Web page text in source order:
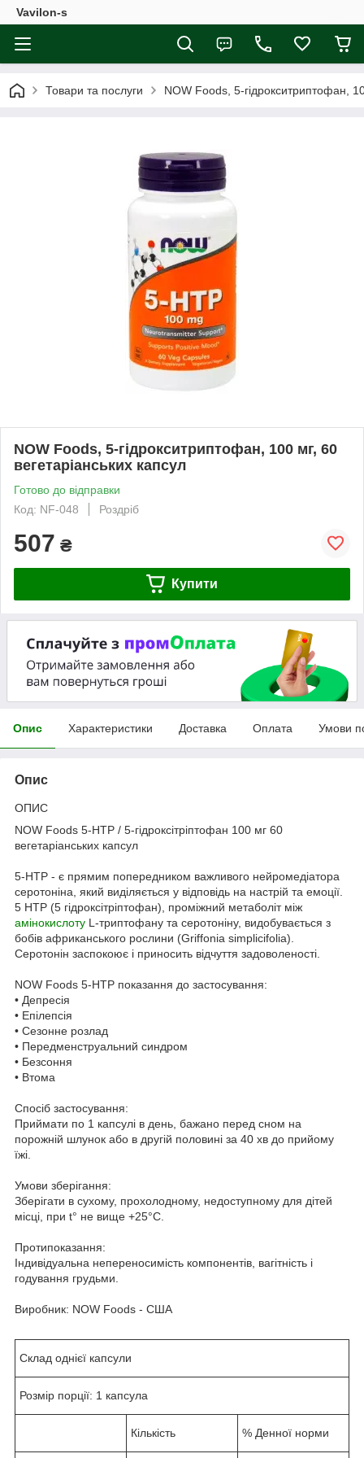
Vavilon-s
Товари та послуги NOW Foods, 5-гідрокситриптофан,
NOW Foods, 5-гідрокситриптофан, 100 мг, 60
вегетаріанських капсул
Готово до відправки
Код: NF-048
Роздріб
507 ₴
Купити
Опис Характеристики Доставка Оплата Умови
Опис
ОПИС
NOW Foods 5-HTP / 5-гідроксітріптофан 100 мг 60
вегетаріанських капсул
5-HTP - є прямим попередником важливого нейромедіатора
серотоніна, який виділяється у відповідь на настрій та емоції.
5 HTP (5 гідроксітріптофан), проміжний метаболіт між
амінокислоту L-триптофану та серотоніну, видобувається з
бобів африканського рослини (Griffonia simplicifolia).
Серотонін заспокоює і приносить відчуття задоволеності.
NOW Foods 5-HTP показання до застосування:
• Депресія
• Епілепсія
• Сезонне розлад
• Передменструальний синдром
• Безсоння
• Втома
Спосіб застосування:
Приймати по 1 капсулі в день, бажано перед сном на
порожній шлунок або в другій половині за 40 хв до прийому
їжі.
Умови зберігання:
Зберігати в сухому, прохолодному, недоступному для дітей
місці, при t° не вище +25°С.
Протипоказання:
Індивідуальна непереносимість компонентів, вагітність і
годування грудьми.
Виробник: NOW Foods - США
Склад однієї капсули
Розмір порції: 1 капсула
Кількість % Денної норми